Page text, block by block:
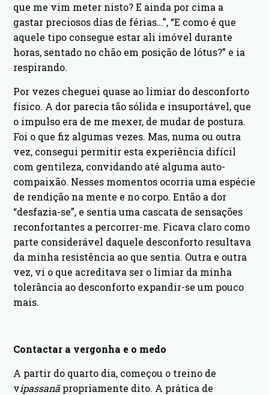
que me vim meter nisto? E ainda por cima a
gastar preciosos dias de férias…”, “E como é que
aquele tipo consegue estar ali imóvel durante
horas, sentado no chão em posição de lótus?” e ia
respirando.
Por vezes cheguei quase ao limiar do desconforto
físico. A dor parecia tão sólida e insuportável, que
o impulso era de me mexer, de mudar de postura.
Foi o que fiz algumas vezes. Mas, numa ou outra
vez, consegui permitir esta experiência difícil
com gentileza, convidando até alguma auto-
compaixão. Nesses momentos ocorria uma espécie
de rendição na mente e no corpo. Então a dor
“desfazia-se”, e sentia uma cascata de sensações
reconfortantes a percorrer-me. Ficava claro como
parte considerável daquele desconforto resultava
da minha resistência ao que sentia. Outra e outra
vez, vi o que acreditava ser o limiar da minha
tolerância ao desconforto expandir-se um pouco
mais.
Contactar a vergonha e o medo
A partir do quarto dia, começou o treino de
vipassanāpropriamente dito. A prática de